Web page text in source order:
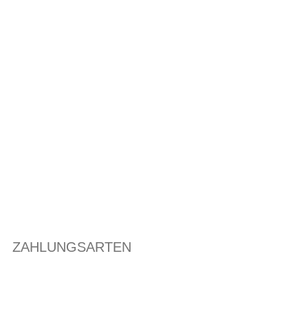
ZAHLUNGSARTEN